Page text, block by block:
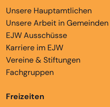
Unsere Hauptamtlichen
Unsere Arbeit in Gemeinden
EJW Ausschüsse
Karriere im EJW
Vereine & Stiftungen
Fachgruppen
Freizeiten